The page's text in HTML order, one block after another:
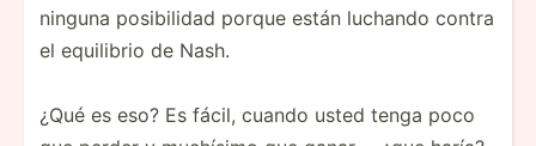
ninguna posibilidad porque están luchando contra
el equilibrio de Nash.
¿Qué es eso? Es fácil, cuando usted tenga poco